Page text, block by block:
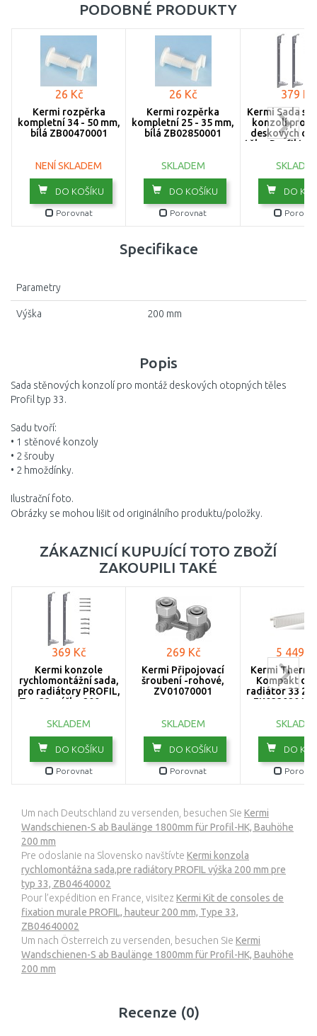
PODOBNÉ PRODUKTY
26 Kč
Kermi rozpěrka
kompletní 34 - 50 mm,
bílá ZB00470001
NENÍ SKLADEM
DO KOŠÍKU
Porovnat
26 Kč
Kermi rozpěrka
kompletní 25 - 35 mm,
bílá ZB02850001
SKLADEM
DO KOŠÍKU
Porovnat
379 Kč
Kermi Sada
konzolí pro
deskových
těles Profil typ
DO
Popis
Sada stěnových konzolí pro montáž deskových otopných těles
Profil typ 33.
Sadu tvoří:
• 1 stěnové konzoly
• 2 šrouby
• 2 hmoždínky.
Ilustrační foto.
Obrázky se mohou lišit od originálního produktu/položky.
Specifikace
Parametry
Výška 200 mm
ZÁKAZNICÍ KUPUJÍCÍ TOTO ZBOŽÍ
ZAKOUPILI TAKÉ
369 Kč
Kermi konzole
rychlomontážní sada,
pro radiátory PROFIL,
Typ 33, výška 200 mm
SKLADEM
DO KOŠÍKU
Porovnat
269 Kč
Kermi Připojovací
šroubení -rohové,
ZV01070001
SKLADEM
DO KOŠÍKU
Porovnat
5 449
Kermi Therm
Kompakt
radiátor 33
DO
Um nach Deutschland zu versenden, besuchen Sie Kermi
Wandschienen-S ab Baulänge 1800mm für Profil-HK, Bauhöhe
200 mm
Pre odoslanie na Slovensko navštívte Kermi konzola
rychlomontážna sada,pre radiátory PROFIL výška 200 mm pre
typ 33, ZB04640002
Pour l’expédition en France, visitez Kermi Kit de consoles de
fixation murale PROFIL, hauteur 200 mm, Type 33,
ZB04640002
Um nach Österreich zu versenden, besuchen Sie Kermi
Wandschienen-S ab Baulänge 1800mm für Profil-HK, Bauhöhe
200 mm
Recenze (0)